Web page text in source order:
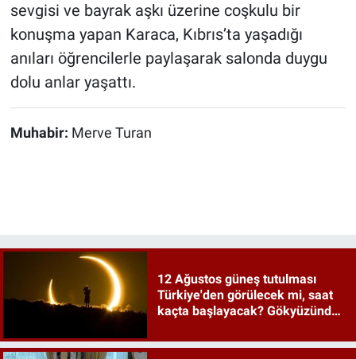
sevgisi ve bayrak aşkı üzerine coşkulu bir
konuşma yapan Karaca, Kıbrıs’ta yaşadığı
anıları öğrencilerle paylaşarak salonda duygu
dolu anlar yaşattı.
Muhabir: Merve Turan
12 Ağustos güneş tutulması
Türkiye'den görülecek mi, saat
kaçta başlayacak? Gökyüzünde